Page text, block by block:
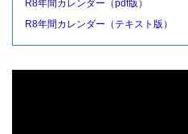
R8年間カレンダー（pdf版）
R8年間カレンダー（テキスト版）